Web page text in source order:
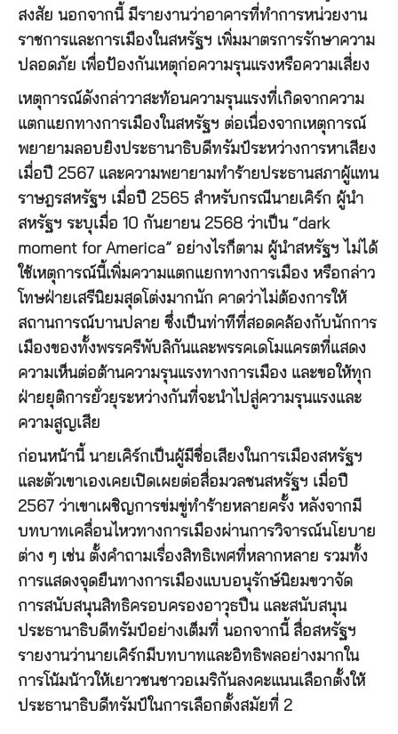
สงสัย นอกจากนี้ มีรายงานว่าอาคารที่ทำการหน่วยงาน
ราชการและการเมืองในสหรัฐฯ เพิ่มมาตรการรักษาความ
ปลอดภัย เพื่อป้องกันเหตุก่อความรุนแรงหรือความเสี่ยง
เหตุการณ์ดังกล่าวาสะท้อนความรุนแรงที่เกิดจากความ
แตกแยกทางการเมืองในสหรัฐฯ ต่อเนื่องจากเหตุการณ์
พยายามลอบยิงประธานาธิบดีทรัมป์ระหว่างการหาเสียง
เมื่อปี 2567 และความพยายามทำร้ายประธานสภาผู้แทน
ราษฎรสหรัฐฯ เมื่อปี 2565 สำหรับกรณีนายเคิร์ก ผู้นำ
สหรัฐฯ ระบุเมื่อ 10 กันยายน 2568 ว่าเป็น “dark
moment for America” อย่างไรก็ตาม ผู้นำสหรัฐฯ ไม่ได้
ใช้เหตุการณ์นี้เพิ่มความแตกแยกทางการเมือง หรือกล่าว
โทษฝ่ายเสรีนิยมสุดโต่งมากนัก คาดว่าไม่ต้องการให้
สถานการณ์บานปลาย ซึ่งเป็นท่าทีที่สอดคล้องกับนักการ
เมืองของทั้งพรรครีพับลิกันและพรรคเดโมแครตที่แสดง
ความเห็นต่อต้านความรุนแรงทางการเมือง และขอให้ทุก
ฝ่ายยุติการยั่วยุระหว่างกันที่จะนำไปสู่ความรุนแรงและ
ความสูญเสีย
ก่อนหน้านี้ นายเคิร์กเป็นผู้มีชื่อเสียงในการเมืองสหรัฐฯ
และตัวเขาเองเคยเปิดเผยต่อสื่อมวลชนสหรัฐฯ เมื่อปี
2567 ว่าเขาเผชิญการข่มขู่ทำร้ายหลายครั้ง หลังจากมี
บทบาทเคลื่อนไหวทางการเมืองผ่านการวิจารณ์นโยบาย
ต่าง ๆ เช่น ตั้งคำถามเรื่องสิทธิเพศที่หลากหลาย รวมทั้ง
การแสดงจุดยืนทางการเมืองแบบอนุรักษ์นิยมขวาจัด
การสนับสนุนสิทธิครอบครองอาวุธปืน และสนับสนุน
ประธานาธิบดีทรัมป์อย่างเต็มที่ นอกจากนี้ สื่อสหรัฐฯ
รายงานว่านายเคิร์กมีบทบาทและอิทธิพลอย่างมากใน
การโน้มน้าวให้เยาวชนชาวอเมริกันลงคะแนนเลือกตั้งให้
ประธานาธิบดีทรัมป์ในการเลือกตั้งสมัยที่ 2